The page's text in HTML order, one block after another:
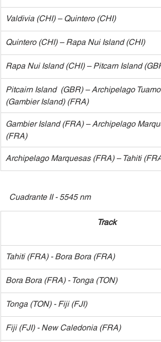
​Valdivia (CHI) – Quintero (CHI)
​Quintero (CHI) – Rapa Nui Island (CHI)
​Rapa Nui Island (CHI) – Pitcarn Island
​Pitcairn Island  (GBR) – Archipelago
(Gambier Island) (FRA)
​Gambier Island (FRA) – Archipelago
(FRA)
​Archipelago Marquesas (FRA) – Tahiti (FRA)
Cuadrante II - 5545 nm
​Track
​Tahiti (FRA) - Bora Bora (FRA)
​Bora Bora (FRA) - Tonga (TON)
​Tonga (TON) - Fiji (FJI)
​Fiji (FJI) - New Caledonia (FRA)